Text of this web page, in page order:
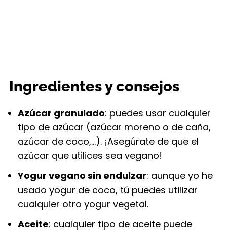
Ingredientes y consejos
Azúcar granulado: puedes usar cualquier
tipo de azúcar (azúcar moreno o de caña,
azúcar de coco,…). ¡Asegúrate de que el
azúcar que utilices sea vegano!
Yogur vegano sin endulzar: aunque yo he
usado yogur de coco, tú puedes utilizar
cualquier otro yogur vegetal.
Aceite: cualquier tipo de aceite puede